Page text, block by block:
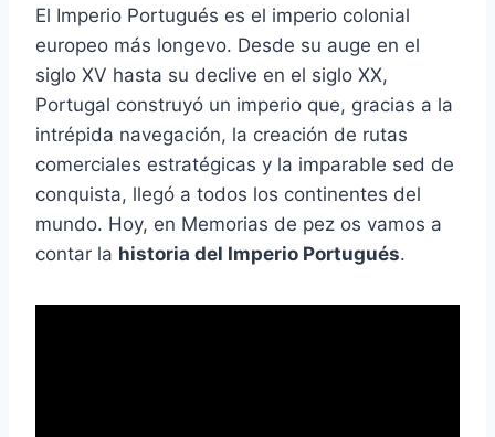
El Imperio Portugués es el imperio colonial
europeo más longevo. Desde su auge en el
siglo XV hasta su declive en el siglo XX,
Portugal construyó un imperio que, gracias a la
intrépida navegación, la creación de rutas
comerciales estratégicas y la imparable sed de
conquista, llegó a todos los continentes del
mundo. Hoy, en Memorias de pez os vamos a
contar la historia del Imperio Portugués.